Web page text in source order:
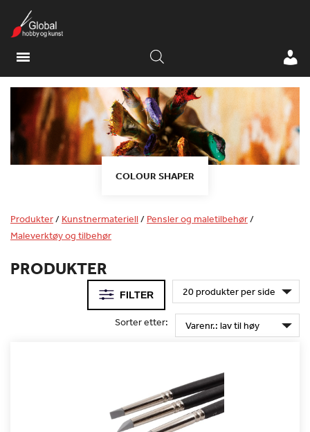
COLOUR SHAPER
Produkter/ Kunstnermateriell/ Pensler og maletilbehør/
Maleverktøy og tilbehør
PRODUKTER
FILTER
Sorter etter: